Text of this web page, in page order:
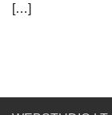
[…]